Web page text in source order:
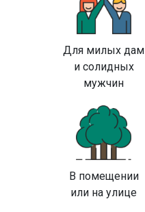
Для милых дам
и солидных
мужчин
В помещении
или на улице